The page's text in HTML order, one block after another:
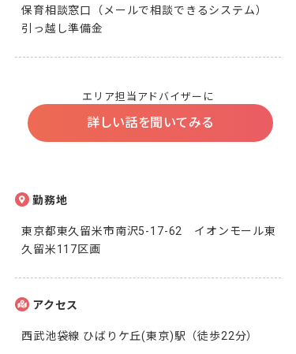
保育相談窓口（メールで相談できるシステム）
引っ越し準備金
エリア担当アドバイザーに
詳しい話を聞いてみる
勤務地
東京都東久留米市南沢5-17-62　イオンモール東
久留米117区画
アクセス
西武池袋線 ひばりケ丘(東京)駅（徒歩22分）